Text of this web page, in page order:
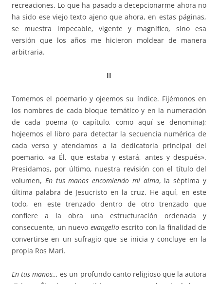
recreaciones. Lo que ha pasado a decepcionarme ahora no
ha sido ese viejo texto ajeno que ahora, en estas páginas,
se muestra impecable, vigente y magnífico, sino esa
versión que los años me hicieron moldear de manera
arbitraria.
II
Tomemos el poemario y ojeemos su índice. Fijémonos en
los nombres de cada bloque temático y en la numeración
de cada poema (o capítulo, como aquí se denomina);
hojeemos el libro para detectar la secuencia numérica de
cada verso y atendamos a la dedicatoria principal del
poemario, «a Él, que estaba y estará, antes y después».
Presidamos, por último, nuestra revisión con el título del
volumen, En tus manos encomiendo mi alma, la séptima y
última palabra de Jesucristo en la cruz. He aquí, en este
todo, en este trenzado dentro de otro trenzado que
confiere a la obra una estructuración ordenada y
consecuente, un nuevo evangelioescrito con la finalidad de
convertirse en un sufragio que se inicia y concluye en la
propia Ros Mari.
En tus manos…es un profundo canto religioso que la autora